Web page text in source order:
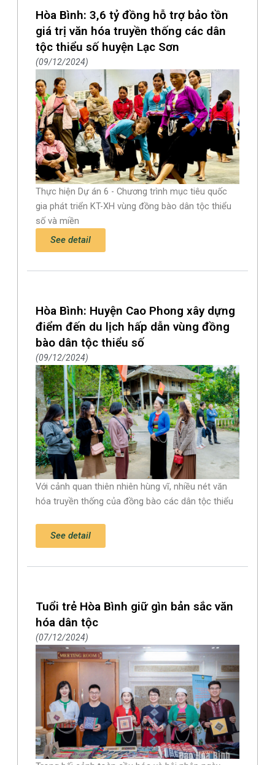
Hòa Bình: 3,6 tỷ đồng hỗ trợ bảo tồn
giá trị văn hóa truyền thống các dân
tộc thiểu số huyện Lạc Sơn
09/12/2024
Thực hiện Dự án 6 - Chương trình mục tiêu quốc
gia phát triển KT-XH vùng đồng bào dân tộc thiểu
số và miền
See detail
Hòa Bình: Huyện Cao Phong xây dựng
điểm đến du lịch hấp dẫn vùng đồng
bào dân tộc thiểu số
09/12/2024
Với cảnh quan thiên nhiên hùng vĩ, nhiều nét văn
hóa truyền thống của đồng bào các dân tộc thiểu
See detail
Tuổi trẻ Hòa Bình giữ gìn bản sắc văn
hóa dân tộc
07/12/2024